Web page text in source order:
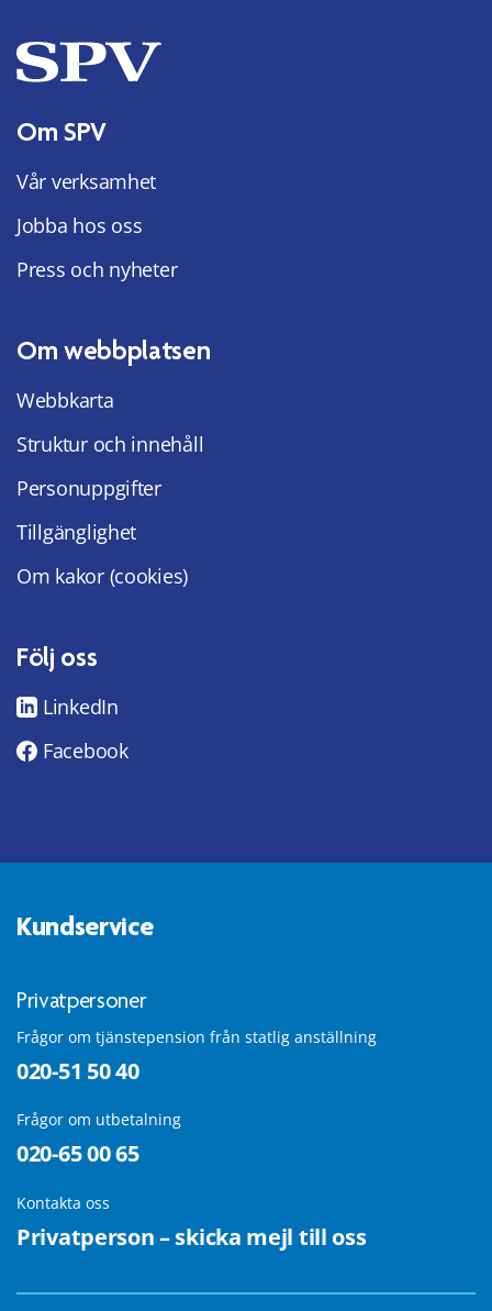
Om SPV
Vår verksamhet
Jobba hos oss
Press och nyheter
Om webbplatsen
Webbkarta
Struktur och innehåll
Personuppgifter
Tillgänglighet
Om kakor (cookies)
Följ oss
LinkedIn
Facebook
Kundservice
Privatpersoner
Frågor om tjänstepension från statlig anställning
020-51 50 40
Frågor om utbetalning
020-65 00 65
Kontakta oss
Privatperson – skicka mejl till oss